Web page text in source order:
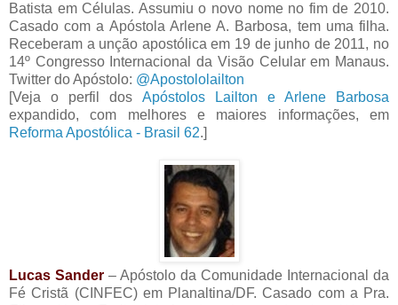
Batista em Células. Assumiu o novo nome no fim de 2010.
Casado com a Apóstola Arlene A. Barbosa, tem uma filha.
Receberam a unção apostólica em 19 de junho de 2011, no
14º Congresso Internacional da Visão Celular em Manaus.
Twitter do Apóstolo: @Apostololailton
[Veja o perfil dos Apóstolos Lailton e Arlene Barbosa
expandido, com melhores e maiores informações, em
Reforma Apostólica - Brasil 62.]
Lucas Sander – Apóstolo da Comunidade Internacional da
Fé Cristã (CINFEC) em Planaltina/DF. Casado com a Pra.